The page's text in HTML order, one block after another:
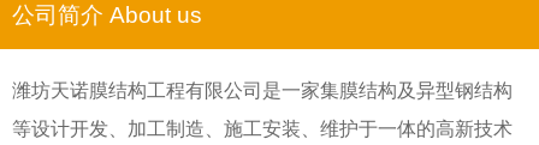
公司简介 About us
潍坊天诺膜结构工程有限公司是一家集膜结构及异型钢结构
等设计开发、加工制造、施工安装、维护于一体的高新技术